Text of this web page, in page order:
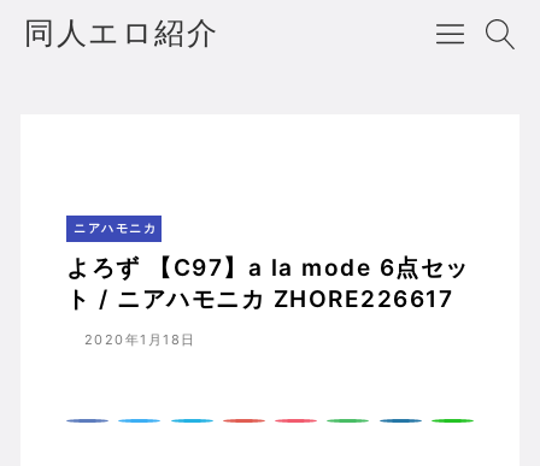
同人エロ紹介
ニアハモニカ
よろず 【C97】a la mode 6点セッ
ト / ニアハモニカ ZHORE226617
2020年1月18日